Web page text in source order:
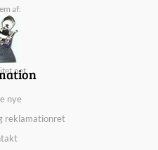
af:
nye
reklamationret